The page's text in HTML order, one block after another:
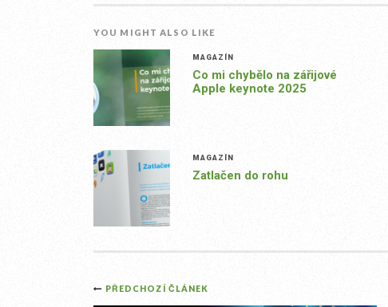
YOU MIGHT ALSO LIKE
MAGAZÍN
Co mi chybělo na zářijové
Apple keynote 2025
MAGAZÍN
Zatlačen do rohu
Post
PŘEDCHOZÍ ČLÁNEK